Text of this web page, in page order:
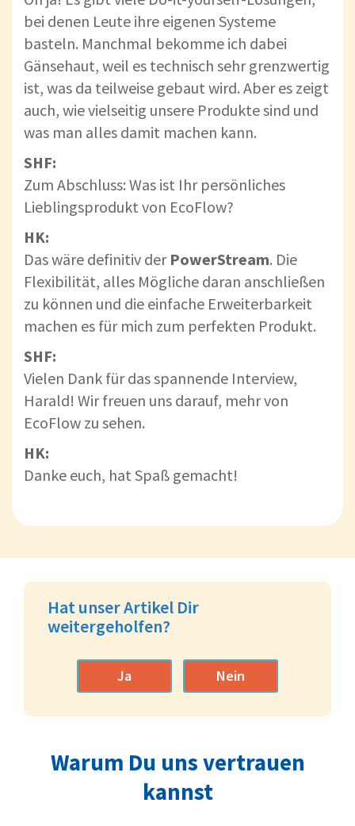
bei denen Leute ihre eigenen Systeme
basteln. Manchmal bekomme ich dabei
Gänsehaut, weil es technisch sehr grenzwertig
ist, was da teilweise gebaut wird. Aber es zeigt
auch, wie vielseitig unsere Produkte sind und
was man alles damit machen kann.
SHF:
Zum Abschluss: Was ist Ihr persönliches
Lieblingsprodukt von EcoFlow?
HK:
Das wäre definitiv der PowerStream. Die
Flexibilität, alles Mögliche daran anschließen
zu können und die einfache Erweiterbarkeit
machen es für mich zum perfekten Produkt.
SHF:
Vielen Dank für das spannende Interview,
Harald! Wir freuen uns darauf, mehr von
EcoFlow zu sehen.
HK:
Danke euch, hat Spaß gemacht!
Hat unser Artikel Dir
weitergeholfen?
Ja Nein
Warum Du uns vertrauen
kannst